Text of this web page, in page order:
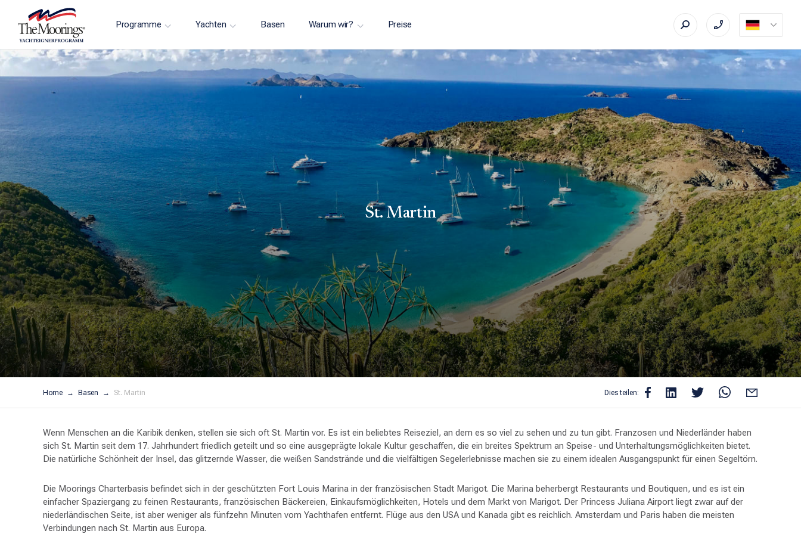
Programme Yachten Basen Warum wir? Preise
St. Martin
Home Basen St. Martin Dies teilen:
Wenn Menschen an die Karibik denken, stellen sie sich oft St. Martin vor. Es ist ein beliebtes Reiseziel, an dem es so viel zu sehen und zu tun gibt. Franzosen und Niederländer haben
sich St. Martin seit dem 17. Jahrhundert friedlich geteilt und so eine ausgeprägte lokale Kultur geschaffen, die ein breites Spektrum an Speise- und Unterhaltungsmöglichkeiten bietet.
Die natürliche Schönheit der Insel, das glitzernde Wasser, die weißen Sandstrände und die vielfältigen Segelerlebnisse machen sie zu einem idealen Ausgangspunkt für einen Segeltörn.
Die Moorings Charterbasis befindet sich in der geschützten Fort Louis Marina in der französischen Stadt Marigot. Die Marina beherbergt Restaurants und Boutiquen, und es ist ein
einfacher Spaziergang zu feinen Restaurants, französischen Bäckereien, Einkaufsmöglichkeiten, Hotels und dem Markt von Marigot. Der Princess Juliana Airport liegt zwar auf der
niederländischen Seite, ist aber weniger als fünfzehn Minuten vom Yachthafen entfernt. Flüge aus den USA und Kanada gibt es reichlich. Amsterdam und Paris haben die meisten
Verbindungen nach St. Martin aus Europa.